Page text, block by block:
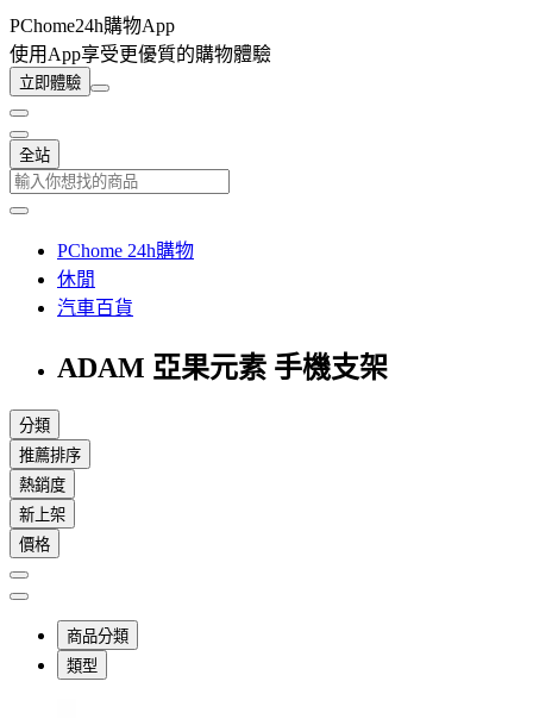
PChome24h購物App
使用App享受更優質的購物體驗
立即體驗
全站
PChome 24h購物
休閒
汽車百貨
ADAM 亞果元素 手機支架
分類
推薦排序
熱銷度
新上架
價格
商品分類
類型